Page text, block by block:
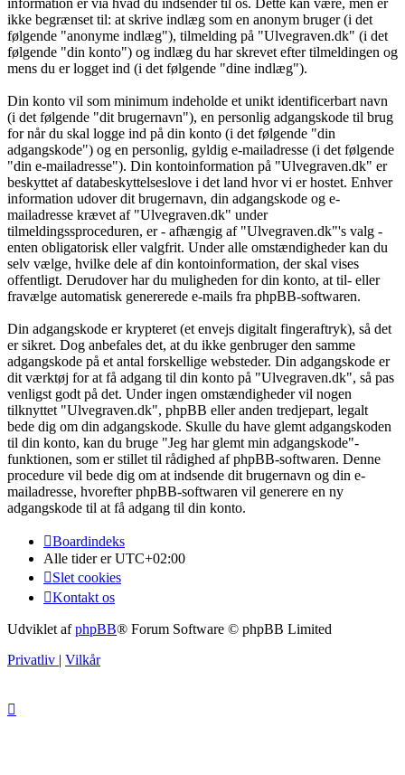
information er via hvad du indsender til os. Dette kan være, men er
ikke begrænset til: at skrive indlæg som en anonym bruger (i det
følgende "anonyme indlæg"), tilmelding på "Ulvegraven.dk" (i det
følgende "din konto") og indlæg du har skrevet efter tilmeldingen og
mens du er logget ind (i det følgende "dine indlæg").
Din konto vil som minimum indeholde et unikt identificerbart navn
(i det følgende "dit brugernavn"), en personlig adgangskode til brug
for når du skal logge ind på din konto (i det følgende "din
adgangskode") og en personlig, gyldig e-mailadresse (i det følgende
"din e-mailadresse"). Din kontoinformation på "Ulvegraven.dk" er
beskyttet af databeskyttelseslove i det land hvor vi er hostet. Enhver
information udover dit brugernavn, din adgangskode og e-
mailadresse krævet af "Ulvegraven.dk" under
tilmeldingssproceduren, er - afhængig af "Ulvegraven.dk"'s valg -
enten obligatorisk eller valgfrit. Under alle omstændigheder kan du
selv vælge, hvilke dele af din kontoinformation, der skal vises
offentligt. Derudover har du muligheden for din konto, at til- eller
fravælge automatisk genererede e-mails fra phpBB-softwaren.
Din adgangskode er krypteret (et envejs digitalt fingeraftryk), så det
er sikret. Dog anbefales det, at du ikke genbruger den samme
adgangskode på et antal forskellige websteder. Din adgangskode er
dit værktøj for at få adgang til din konto på "Ulvegraven.dk", så pas
venligst godt på det. Under ingen omstændigheder vil nogen
tilknyttet "Ulvegraven.dk", phpBB eller anden tredjepart, legalt
bede dig om din adgangskode. Skulle du have glemt adgangskoden
til din konto, kan du bruge "Jeg har glemt min adgangskode"-
funktionen, som er stillet til rådighed af phpBB-softwaren. Denne
procedure vil bede dig om at indsende dit brugernavn og din e-
mailadresse, hvorefter phpBB-softwaren vil generere en ny
adgangskode til at få adgang til din konto.
Boardindeks
Alle tider erUTC+02:00
Slet cookies
Kontakt os
Udviklet afphpBB® Forum Software © phpBB Limited
Privatliv | Vilkår